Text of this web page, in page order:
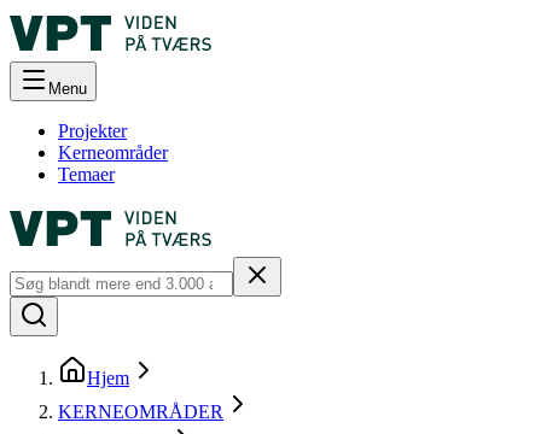
Menu
Projekter
Kerneområder
Temaer
Hjem
KERNEOMRÅDER